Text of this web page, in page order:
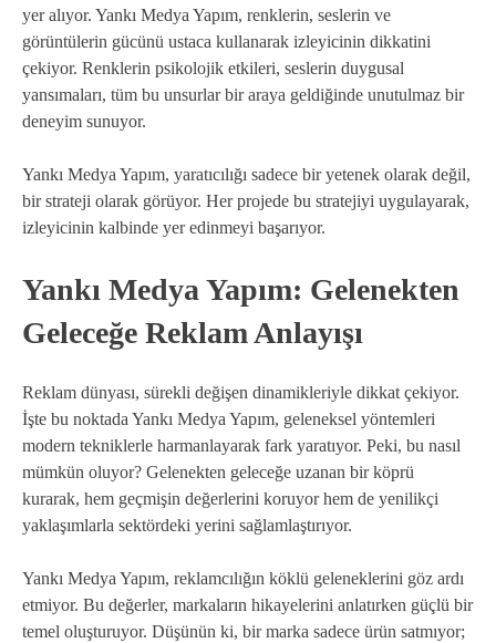
yer alıyor. Yankı Medya Yapım, renklerin, seslerin ve
görüntülerin gücünü ustaca kullanarak izleyicinin dikkatini
çekiyor. Renklerin psikolojik etkileri, seslerin duygusal
yansımaları, tüm bu unsurlar bir araya geldiğinde unutulmaz bir
deneyim sunuyor.
Yankı Medya Yapım, yaratıcılığı sadece bir yetenek olarak değil,
bir strateji olarak görüyor. Her projede bu stratejiyi uygulayarak,
izleyicinin kalbinde yer edinmeyi başarıyor.
Yankı Medya Yapım: Gelenekten
Geleceğe Reklam Anlayışı
Reklam dünyası, sürekli değişen dinamikleriyle dikkat çekiyor.
İşte bu noktada Yankı Medya Yapım, geleneksel yöntemleri
modern tekniklerle harmanlayarak fark yaratıyor. Peki, bu nasıl
mümkün oluyor? Gelenekten geleceğe uzanan bir köprü
kurarak, hem geçmişin değerlerini koruyor hem de yenilikçi
yaklaşımlarla sektördeki yerini sağlamlaştırıyor.
Yankı Medya Yapım, reklamcılığın köklü geleneklerini göz ardı
etmiyor. Bu değerler, markaların hikayelerini anlatırken güçlü bir
temel oluşturuyor. Düşünün ki, bir marka sadece ürün satmıyor;